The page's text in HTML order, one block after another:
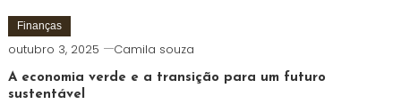
Finanças
outubro 3, 2025 Camila souza
A economia verde e a transição para um futuro
sustentável